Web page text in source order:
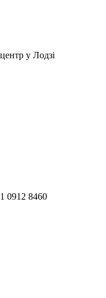
у Лодзі
0912 8460